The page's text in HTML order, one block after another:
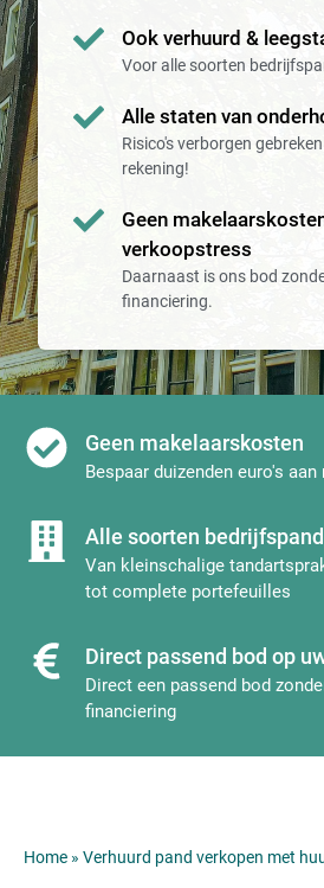
Ook verhuurd &
Voor alle soorten
Alle staten van
Risico's verborgen
rekening!
Geen
verkoopstress
Daarnaast is ons bod
financiering.
Geen makelaarskosten
Bespaar duizenden euro's
Alle soorten
Van kleinschalige
tot complete portefeuilles
Direct passend bod op
Direct een passend bod
financiering
Home » Verhuurd pand verkopen met